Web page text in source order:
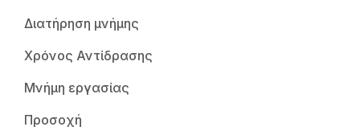
Διατήρηση μνήμης
Χρόνος Αντίδρασης
Μνήμη εργασίας
Προσοχή